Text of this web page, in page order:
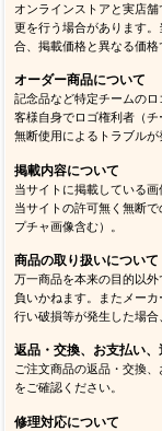
オンラインストアと実店
更を行う場合があります
合、掲載価格と異なる価格
オーダー商品について
記念品など特定チームの
客様自身でロゴ権利者（
無断使用によるトラブル
掲載内容について
当サイトに掲載している
当サイトの許可無く無断
プチャ画像含む）。
商品の取り扱いについて
万一商品を本来の目的以
負いかねます。またメー
行い破損等が発生した場合
返品・交換、お支払い
ご注文商品の返品・交換
をご確認ください。
修理対応について